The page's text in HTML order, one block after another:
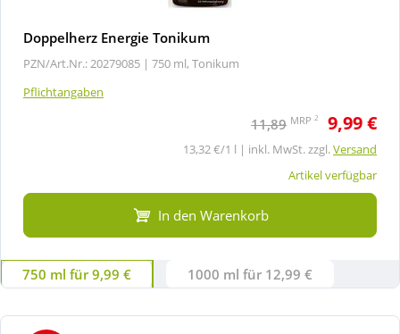
Doppelherz Energie Tonikum
PZN/Art.Nr.: 20279085 | 750 ml, Tonikum
Pflichtangaben
11,89 MRP 2 9,99 €
13,32 €/1 l | inkl. MwSt. zzgl.Versand
Artikel verfügbar
In den Warenkorb
750 ml für 9,99 € 1000 ml für 12,99 €